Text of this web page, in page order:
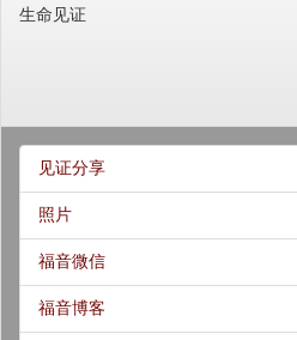
生命见证
见证分享
照片
福音微信
福音博客